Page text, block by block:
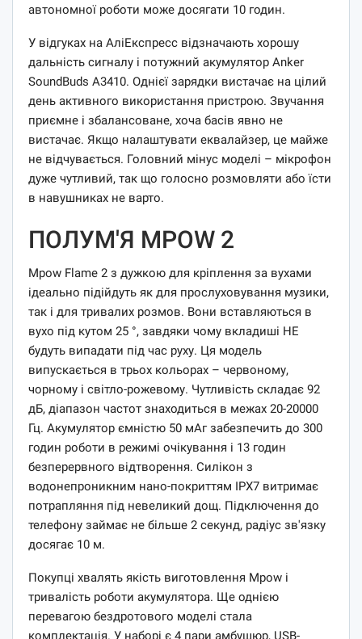
автономної роботи може досягати 10 годин.
У відгуках на АліЕкспресс відзначають хорошу
дальність сигналу і потужний акумулятор Anker
SoundBuds A3410. Однієї зарядки вистачає на цілий
день активного використання пристрою. Звучання
приємне і збалансоване, хоча басів явно не
вистачає. Якщо налаштувати еквалайзер, це майже
не відчувається. Головний мінус моделі – мікрофон
дуже чутливий, так що голосно розмовляти або їсти
в навушниках не варто.
ПОЛУМ'Я MPOW 2
Mpow Flame 2 з дужкою для кріплення за вухами
ідеально підійдуть як для прослуховування музики,
так і для тривалих розмов. Вони вставляються в
вухо під кутом 25 °, завдяки чому вкладиші НЕ
будуть випадати під час руху. Ця модель
випускається в трьох кольорах – червоному,
чорному і світло-рожевому. Чутливість складає 92
дБ, діапазон частот знаходиться в межах 20-20000
Гц. Акумулятор ємністю 50 мАг забезпечить до 300
годин роботи в режимі очікування і 13 годин
безперервного відтворення. Силікон з
водонепроникним нано-покриттям IPX7 витримає
потрапляння під невеликий дощ. Підключення до
телефону займає не більше 2 секунд, радіус зв'язку
досягає 10 м.
Покупці хвалять якість виготовлення Mpow і
тривалість роботи акумулятора. Ще однією
перевагою бездротового моделі стала
комплектація. У наборі є 4 пари амбушюр, USB-